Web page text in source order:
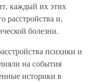
каждый их этих
расстройства и,
болезни.
психики и
на события
историки в